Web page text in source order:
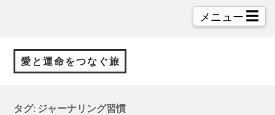
愛と運命をつなぐ旅
メニュー ☰
タグ: ジャーナリング習慣